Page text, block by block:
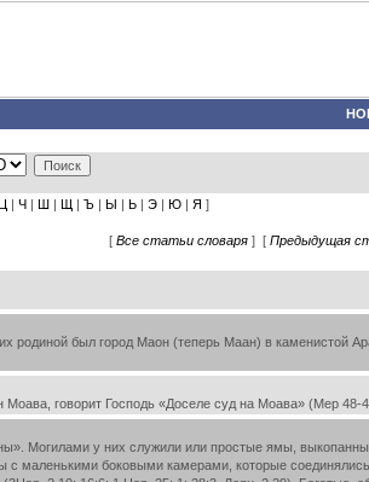
| Ч | Ш | Щ | Ъ | Ы | Ь | Э | Ю | Я ]
[ Все статьи словаря ] [ Предыдущая
родиной был город Маон (теперь Маан) в каменистой
говорит Господь «Доселе суд на Моава» (Мер 48-
Могилами у них служили или простые ямы,
маленькими боковыми камерами, которые